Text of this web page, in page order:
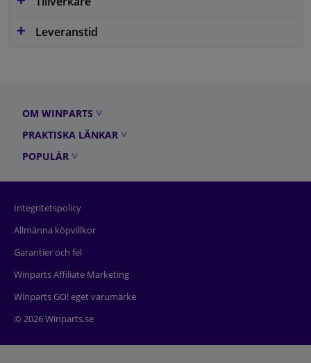
Leveranstid
OM WINPARTS
PRAKTISKA LÄNKAR
POPULÄR
Integritetspolicy
Allmänna köpvillkor
Garantier och fel
Winparts Affiliate Marketing
Winparts GO! eget varumärke
© 2026 Winparts.se